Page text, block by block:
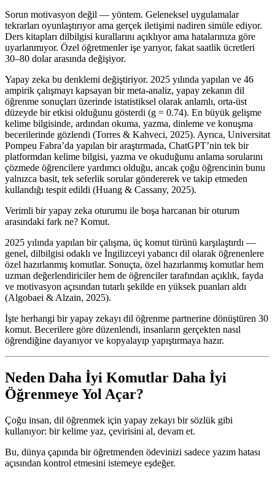
Sorun motivasyon değil — yöntem. Geleneksel uygulamalar
tekrarları oyunlaştırıyor ama gerçek iletişimi nadiren simüle ediyor.
Ders kitapları dilbilgisi kurallarını açıklıyor ama hatalarınıza göre
uyarlanmıyor. Özel öğretmenler işe yarıyor, fakat saatlik ücretleri
30–80 dolar arasında değişiyor.
Yapay zeka bu denklemi değiştiriyor. 2025 yılında yapılan ve 46
ampirik çalışmayı kapsayan bir meta-analiz, yapay zekanın dil
öğrenme sonuçları üzerinde istatistiksel olarak anlamlı, orta-üst
düzeyde bir etkisi olduğunu gösterdi (g = 0.74). En büyük gelişme
kelime bilgisinde, ardından okuma, yazma, dinleme ve konuşma
becerilerinde gözlendi (Torres & Kahveci, 2025). Ayrıca, Universitat
Pompeu Fabra’da yapılan bir araştırmada, ChatGPT’nin tek bir
platformdan kelime bilgisi, yazma ve okuduğunu anlama sorularını
çözmede öğrencilere yardımcı olduğu, ancak çoğu öğrencinin bunu
yalnızca basit, tek seferlik sorular göndererek ve takip etmeden
kullandığı tespit edildi (Huang & Cassany, 2025).
Verimli bir yapay zeka oturumu ile boşa harcanan bir oturum
arasındaki fark ne? Komut.
2025 yılında yapılan bir çalışma, üç komut türünü karşılaştırdı —
genel, dilbilgisi odaklı ve İngilizceyi yabancı dil olarak öğrenenlere
özel hazırlanmış komutlar. Sonuçta, özel hazırlanmış komutlar hem
uzman değerlendiriciler hem de öğrenciler tarafından açıklık, fayda
ve motivasyon açısından tutarlı şekilde en yüksek puanları aldı
(Algobaei & Alzain, 2025).
İşte herhangi bir yapay zekayı dil öğrenme partnerine dönüştüren 30
komut. Becerilere göre düzenlendi, insanların gerçekten nasıl
öğrendiğine dayanıyor ve kopyalayıp yapıştırmaya hazır.
Neden Daha İyi Komutlar Daha İyi
Öğrenmeye Yol Açar?
Çoğu insan, dil öğrenmek için yapay zekayı bir sözlük gibi
kullanıyor: bir kelime yaz, çevirisini al, devam et.
Bu, dünya çapında bir öğretmenden ödevinizi sadece yazım hatası
açısından kontrol etmesini istemeye eşdeğer.